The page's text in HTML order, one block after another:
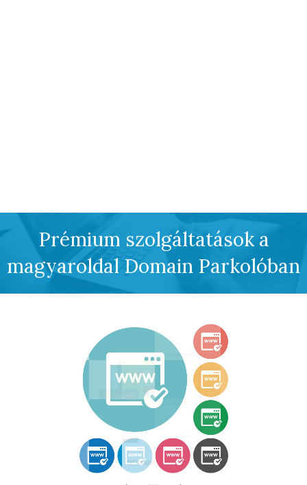
Prémium szolgáltatások a
magyaroldal Domain Parkolóban